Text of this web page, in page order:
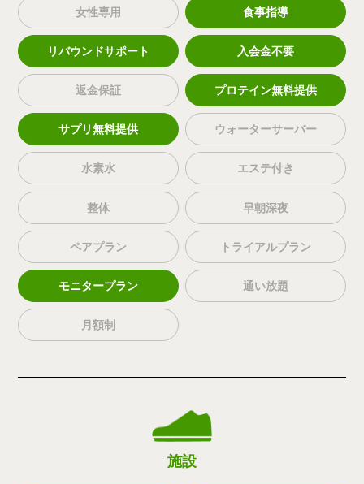
女性専用 食事指導
リバウンドサポート 入会金不要
返金保証 プロテイン無料提供
サプリ無料提供 ウォーターサーバー
水素水 エステ付き
整体 早朝深夜
ペアプラン トライアルプラン
モニタープラン 通い放題
月額制
施設